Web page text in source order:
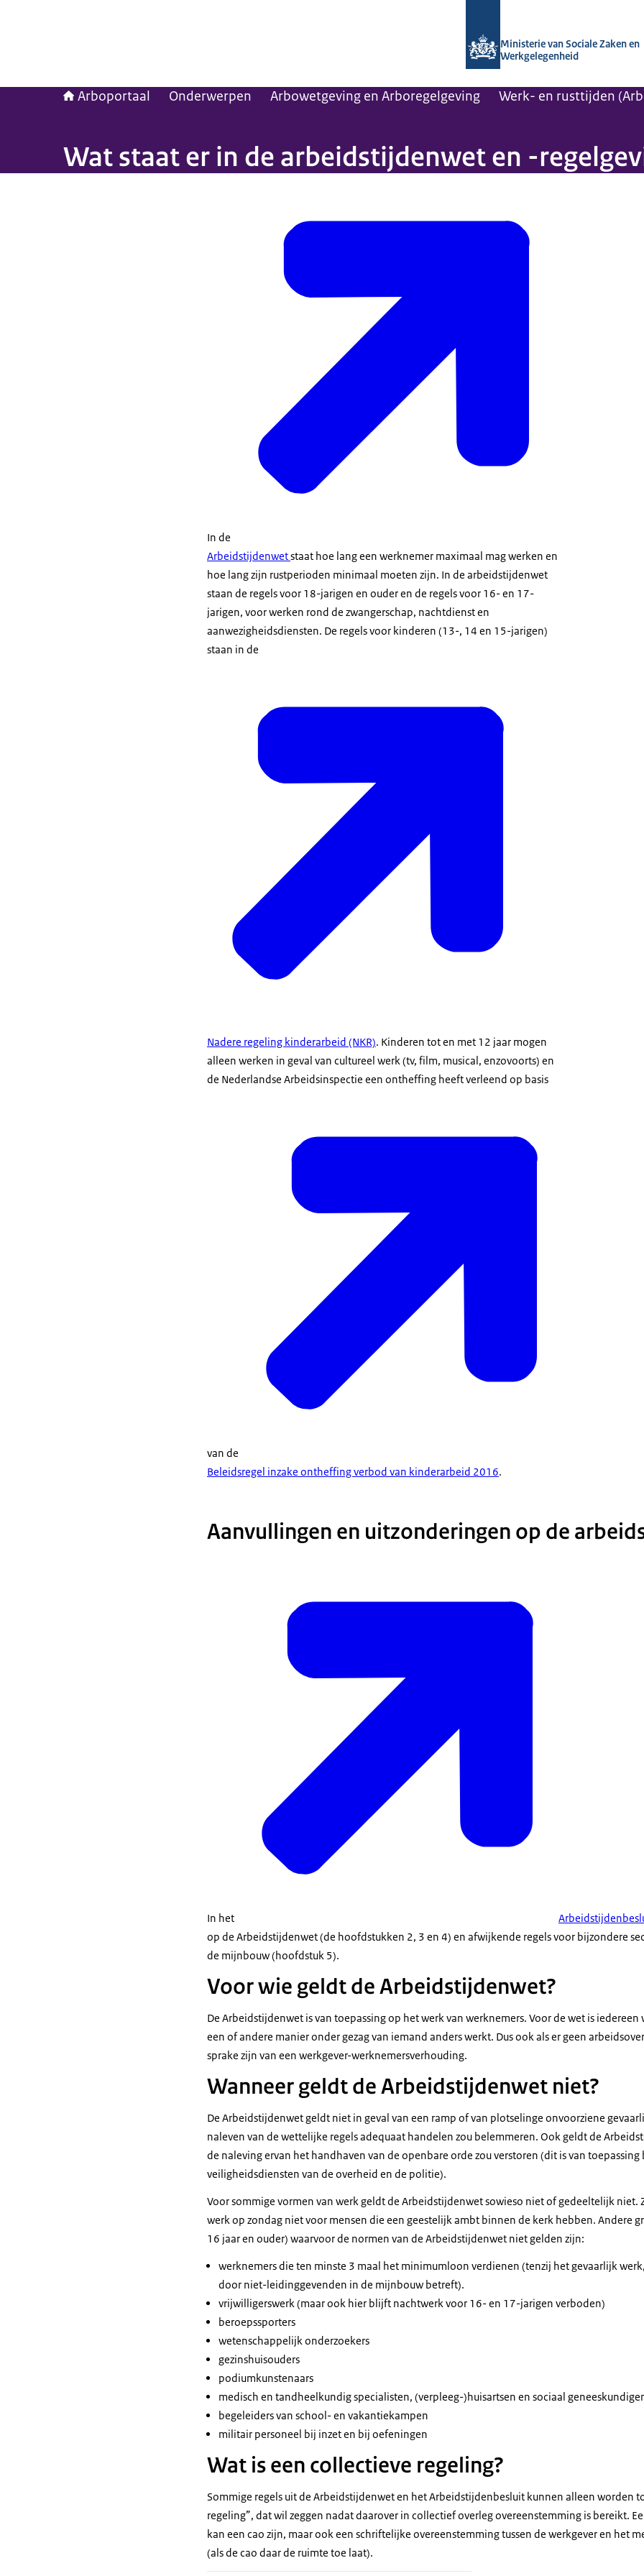
Ministerie van Sociale Zaken en
Werkgelegenheid
Arboportaal Onderwerpen Arbowetgeving en Arboregelgeving Werk- en rusttijden
Wat staat er in de arbeidstijdenwet en -
In de
Arbeidstijdenwetstaat hoe lang een werknemer maximaal mag werken en
hoe lang zijn rustperioden minimaal moeten zijn. In de arbeidstijdenwet
staan de regels voor 18-jarigen en ouder en de regels voor 16- en 17-
jarigen, voor werken rond de zwangerschap, nachtdienst en
aanwezigheidsdiensten. De regels voor kinderen (13-, 14 en 15-jarigen)
staan in de
Nadere regeling kinderarbeid (NKR). Kinderen tot en met 12 jaar mogen
alleen werken in geval van cultureel werk (tv, film, musical, enzovoorts) en
de Nederlandse Arbeidsinspectie een ontheffing heeft verleend op basis
van de
Beleidsregel inzake ontheffing verbod van kinderarbeid 2016.
Aanvullingen en uitzonderingen op de
In het
op de Arbeidstijdenwet (de hoofdstukken 2, 3 en 4) en afwijkende regels voor bijzondere
de mijnbouw (hoofdstuk 5).
Voor wie geldt de Arbeidstijdenwet?
De Arbeidstijdenwet is van toepassing op het werk van werknemers. Voor de wet is
een of andere manier onder gezag van iemand anders werkt. Dus ook als er geen
sprake zijn van een werkgever-werknemersverhouding.
Wanneer geldt de Arbeidstijdenwet niet?
De Arbeidstijdenwet geldt niet in geval van een ramp of van plotselinge onvoorziene
naleven van de wettelijke regels adequaat handelen zou belemmeren. Ook geldt de
de naleving ervan het handhaven van de openbare orde zou verstoren (dit is van
veiligheidsdiensten van de overheid en de politie).
Voor sommige vormen van werk geldt de Arbeidstijdenwet sowieso niet of gedeeltelijk niet.
werk op zondag niet voor mensen die een geestelijk ambt binnen de kerk hebben. Andere
16 jaar en ouder) waarvoor de normen van de Arbeidstijdenwet niet gelden zijn:
werknemers die ten minste 3 maal het minimumloon verdienen (tenzij het gevaarlijk
door niet-leidinggevenden in de mijnbouw betreft).
vrijwilligerswerk (maar ook hier blijft nachtwerk voor 16- en 17-jarigen verboden)
beroepssporters
wetenschappelijk onderzoekers
gezinshuisouders
podiumkunstenaars
medisch en tandheelkundig specialisten, (verpleeg-)huisartsen en sociaal
begeleiders van school- en vakantiekampen
militair personeel bij inzet en bij oefeningen
Wat is een collectieve regeling?
Sommige regels uit de Arbeidstijdenwet en het Arbeidstijdenbesluit kunnen alleen worden
regeling”, dat wil zeggen nadat daarover in collectief overleg overeenstemming is bereikt.
kan een cao zijn, maar ook een schriftelijke overeenstemming tussen de werkgever en het
(als de cao daar de ruimte toe laat).